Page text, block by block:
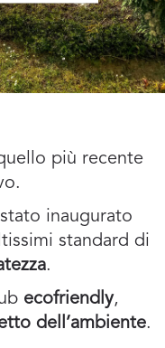
più recente
inaugurato
standard di
.
ecofriendly,
dell’ambiente.